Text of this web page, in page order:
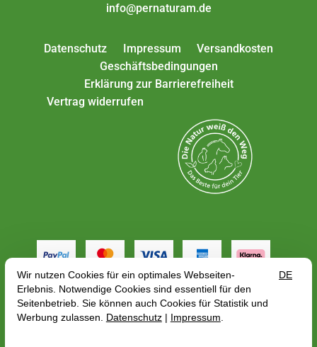
info@pernaturam.de
Datenschutz Impressum
Versandkosten
Geschäftsbedingungen
Erklärung zur Barrierefreiheit
Vertrag widerrufen
Alle Preise gelten inkl. MwSt. zzgl.Versandkosten
abhängig von der Lieferadresse kann sich der